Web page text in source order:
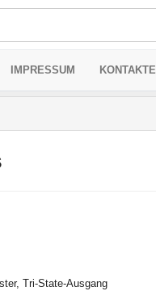
IMPRESSUM KONTAKTE
Tri-State-Ausgang